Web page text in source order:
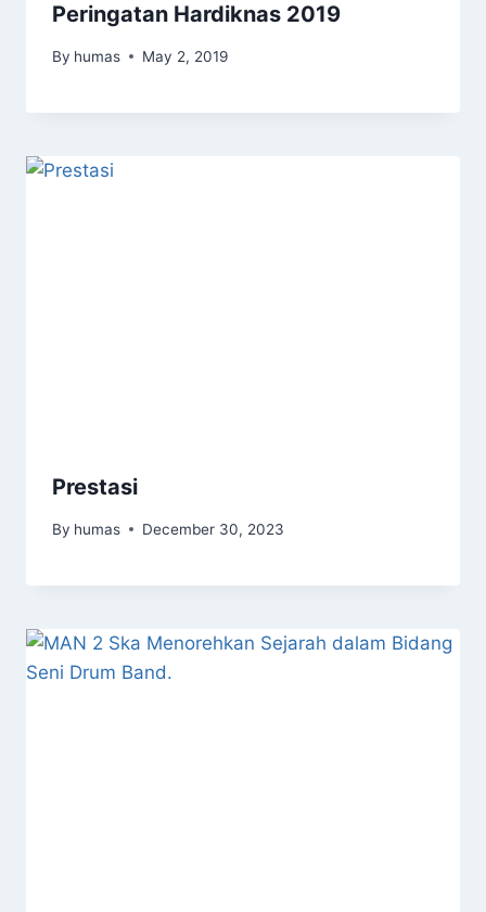
Peringatan Hardiknas 2019
By humas May 2, 2019
Prestasi
By humas December 30, 2023